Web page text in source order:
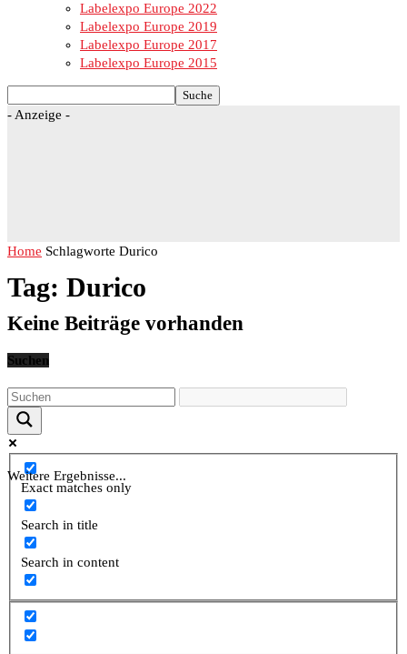
Labelexpo Europe 2022
Labelexpo Europe 2019
Labelexpo Europe 2017
Labelexpo Europe 2015
- Anzeige -
Home Schlagworte Durico
Tag: Durico
Keine Beiträge vorhanden
Suchen
Weitere Ergebnisse...
Exact matches only
Search in title
Search in content